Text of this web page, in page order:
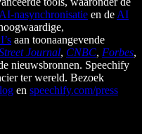
AI-nasynchronisatie en de AI
aan toonaangevende
Journal, CNBC, Forbes,
nieuwsbronnen. Speechify
ter wereld. Bezoek
en speechify.com/press